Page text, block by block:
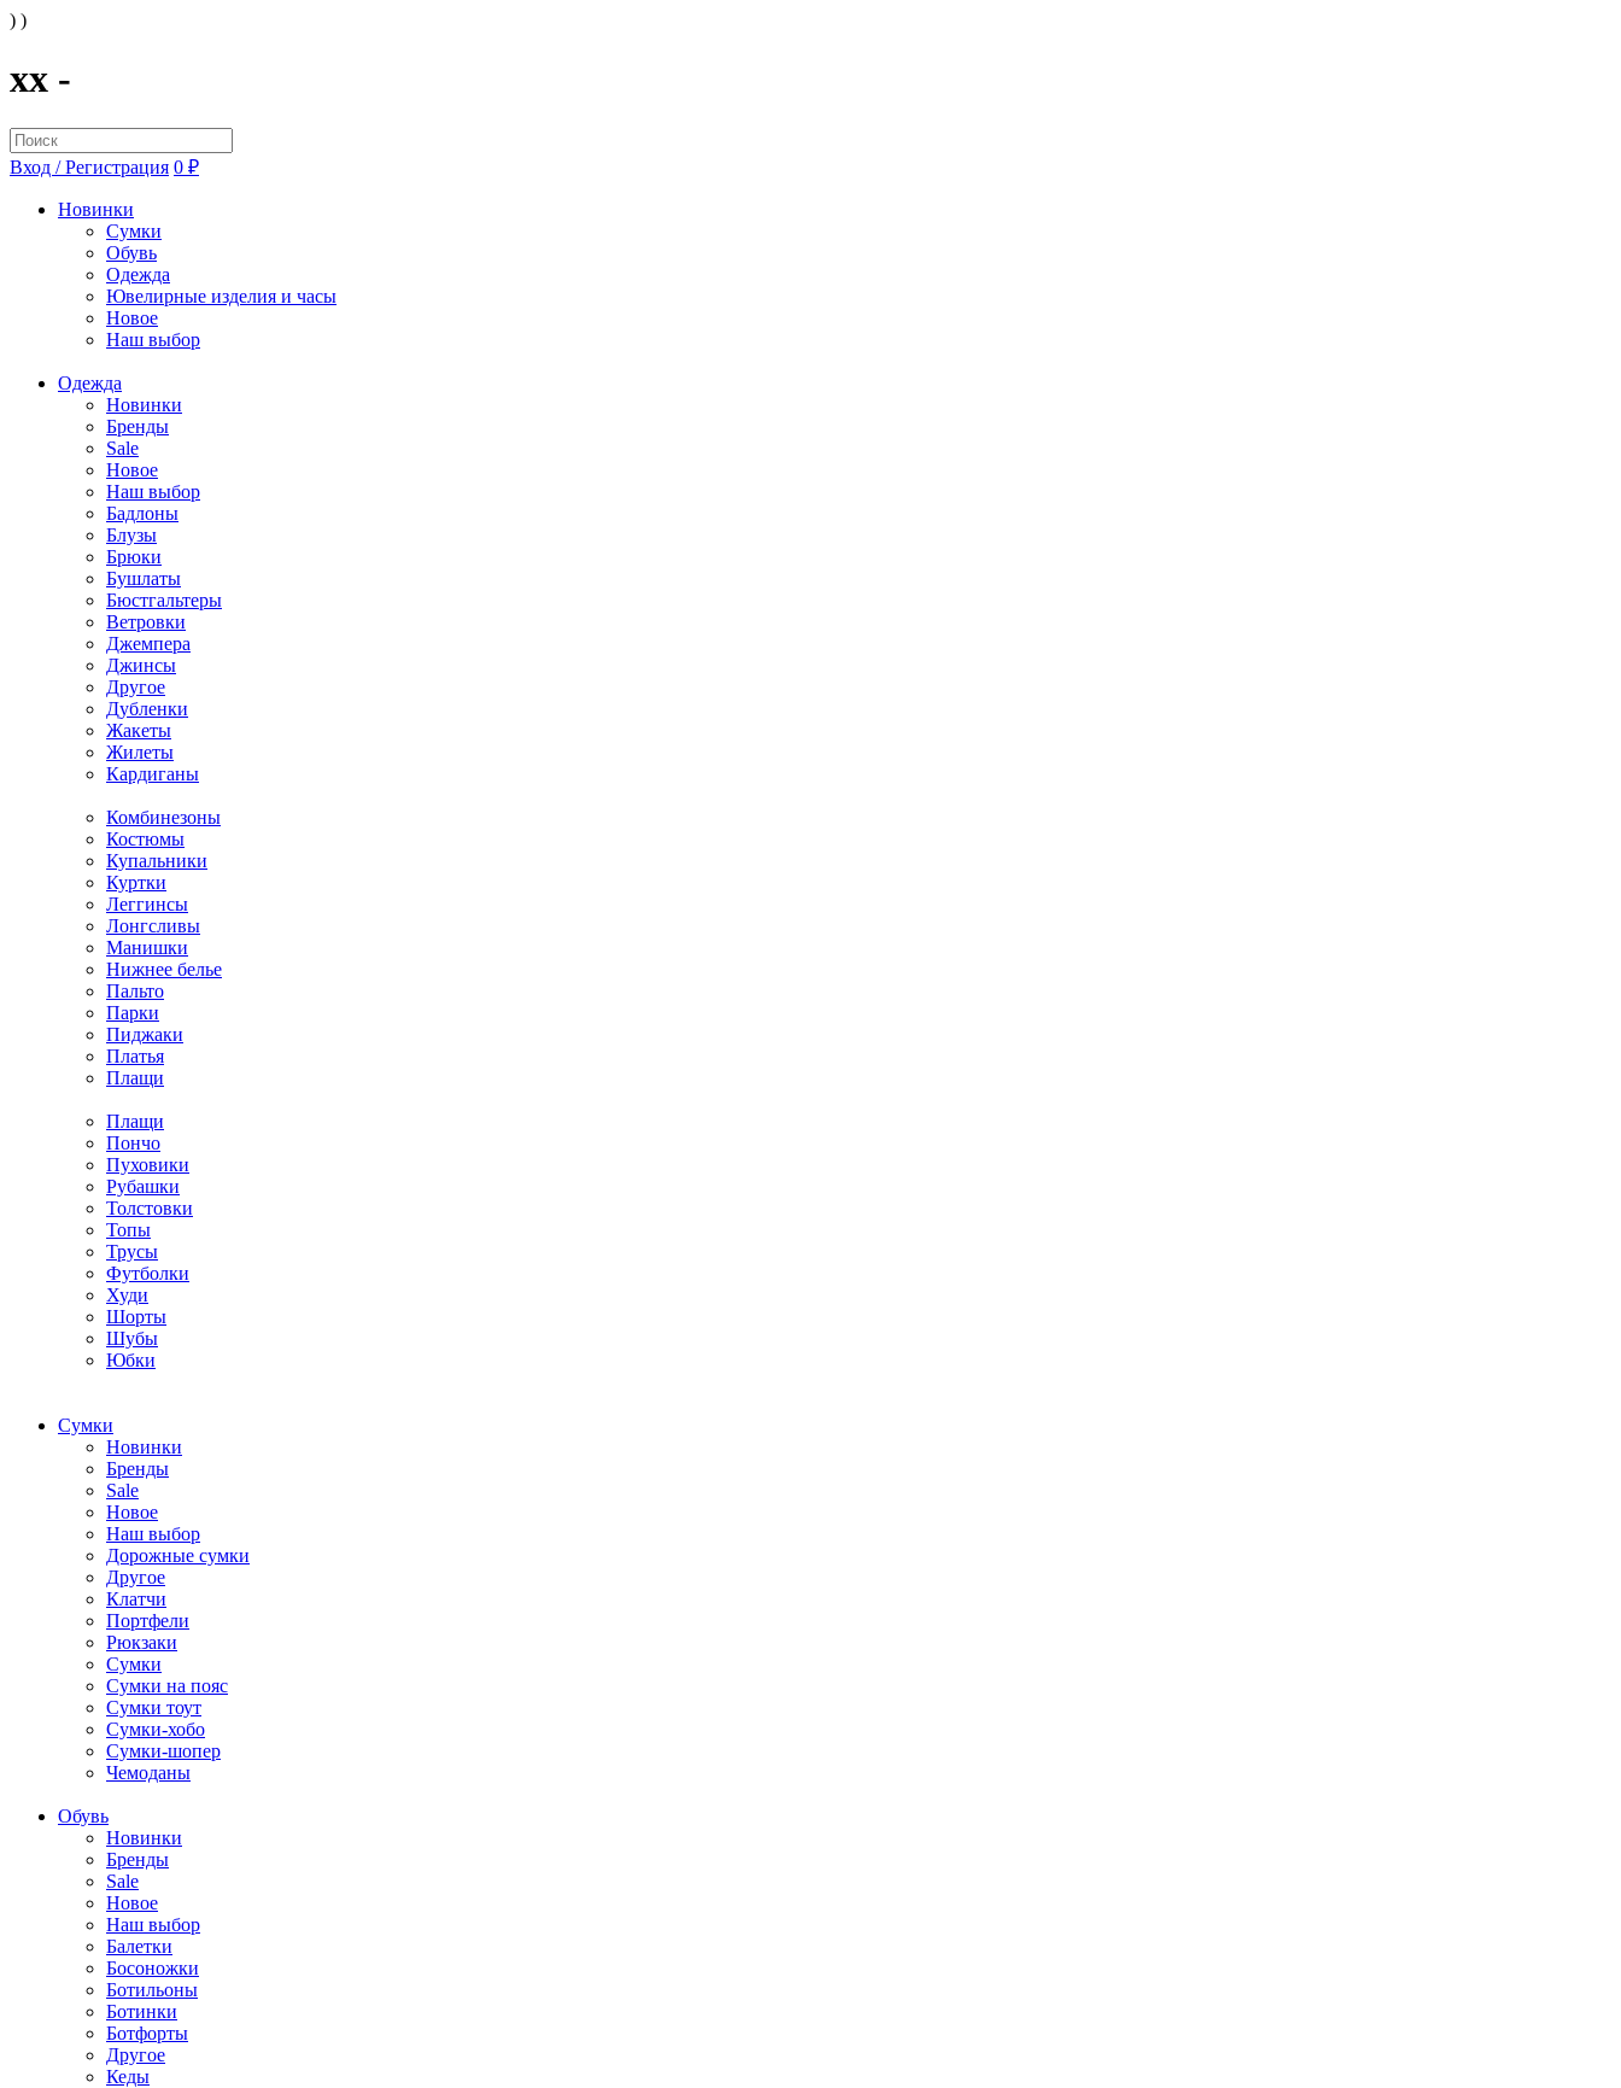
) )
xx -
Вход / Регистрация 0 ₽
Новинки
Сумки
Обувь
Одежда
Ювелирные изделия и часы
Новое
Наш выбор
Одежда
Новинки
Бренды
Sale
Новое
Наш выбор
Бадлоны
Блузы
Брюки
Бушлаты
Бюстгальтеры
Ветровки
Джемпера
Джинсы
Другое
Дубленки
Жакеты
Жилеты
Кардиганы
Комбинезоны
Костюмы
Купальники
Куртки
Леггинсы
Лонгсливы
Манишки
Нижнее белье
Пальто
Парки
Пиджаки
Платья
Плащи
Плащи
Пончо
Пуховики
Рубашки
Толстовки
Топы
Трусы
Футболки
Худи
Шорты
Шубы
Юбки
Cумки
Новинки
Бренды
Sale
Новое
Наш выбор
Дорожные сумки
Другое
Клатчи
Портфели
Рюкзаки
Сумки
Сумки на пояс
Сумки тоут
Сумки-хобо
Сумки-шопер
Чемоданы
Обувь
Новинки
Бренды
Sale
Новое
Наш выбор
Балетки
Босоножки
Ботильоны
Ботинки
Ботфорты
Другое
Кеды